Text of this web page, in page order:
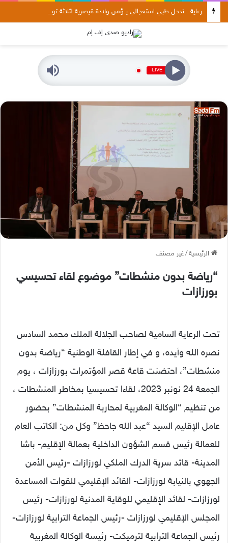
LIVE
الرئيسية/غير مصنف
“رياضة بدون منشطات” موضوع لقاء تحسيسي
بورزازات
تحت الرعاية السامية لصاحب الجلالة الملك محمد السادس
نصره الله وأيده، و في إطار القافلة الوطنية “رياضة بدون
منشطات”، احتضنت قاعة قصر المؤتمرات بورزازات ، يوم
الجمعة 24 نونبر 2023، لقاءا تحسيسيا بمخاطر المنشطات ،
من تنظيم “الوكالة المغربية لمحاربة المنشطات” بحضور
عامل الإقليم السيد “عبد الله جاحظ” وكل من: الكاتب العام
للعمالة رئيس قسم الشؤون الداخلية بعمالة الإقليم- باشا
المدينة- قائد سرية الدرك الملكي لورزازات -رئيس الأمن
الجهوي بالنيابة لورزازات- القائد الإقليمي للقوات المساعدة
لورزازات- لقائد الإقليمي للوقاية المدنية لورزازات- رئيس
المجلس الإقليمي لورزازات -رئيس الجماعة الترابية لورزازات-
رئيس الجماعة الترابية لترميكت- رئيسة الوكالة المغربية